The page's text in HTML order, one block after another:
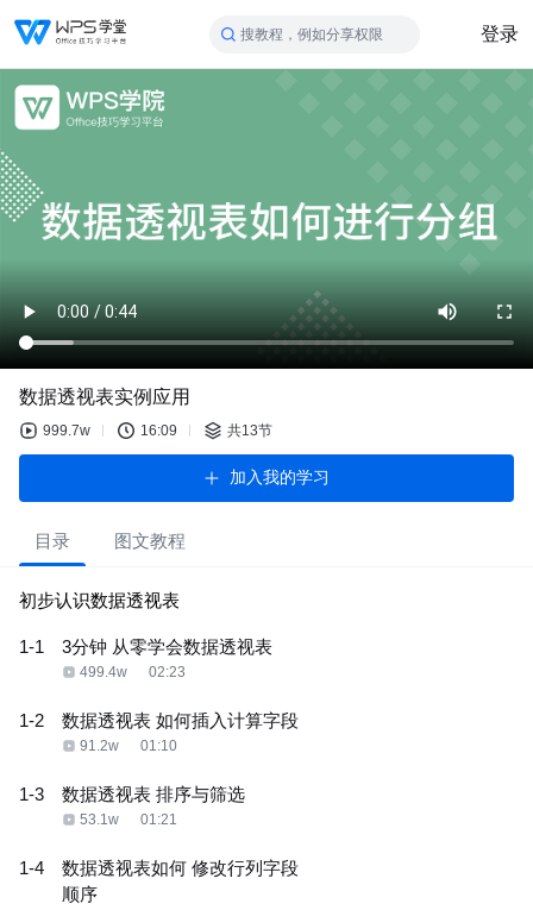
搜教程，例如分享权限 登录
数据透视表实例应用
999.7w 16:09 共13节
加入我的学习
目录 图文教程
初步认识数据透视表
1-1 3分钟 从零学会数据透视表
499.4w 02:23
1-2 数据透视表 如何插入计算字段
91.2w 01:10
1-3 数据透视表 排序与筛选
53.1w 01:21
1-4
数据透视表如何 修改行列字段
顺序